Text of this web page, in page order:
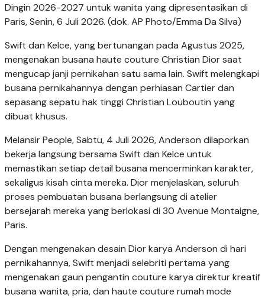
Dingin 2026-2027 untuk wanita yang dipresentasikan di
Paris, Senin, 6 Juli 2026. (dok. AP Photo/Emma Da Silva)
Swift dan Kelce, yang bertunangan pada Agustus 2025,
mengenakan busana haute couture Christian Dior saat
mengucap janji pernikahan satu sama lain. Swift melengkapi
busana pernikahannya dengan perhiasan Cartier dan
sepasang sepatu hak tinggi Christian Louboutin yang
dibuat khusus.
Melansir People, Sabtu, 4 Juli 2026, Anderson dilaporkan
bekerja langsung bersama Swift dan Kelce untuk
memastikan setiap detail busana mencerminkan karakter,
sekaligus kisah cinta mereka. Dior menjelaskan, seluruh
proses pembuatan busana berlangsung di atelier
bersejarah mereka yang berlokasi di 30 Avenue Montaigne,
Paris.
Dengan mengenakan desain Dior karya Anderson di hari
pernikahannya, Swift menjadi selebriti pertama yang
mengenakan gaun pengantin couture karya direktur kreatif
busana wanita, pria, dan haute couture rumah mode